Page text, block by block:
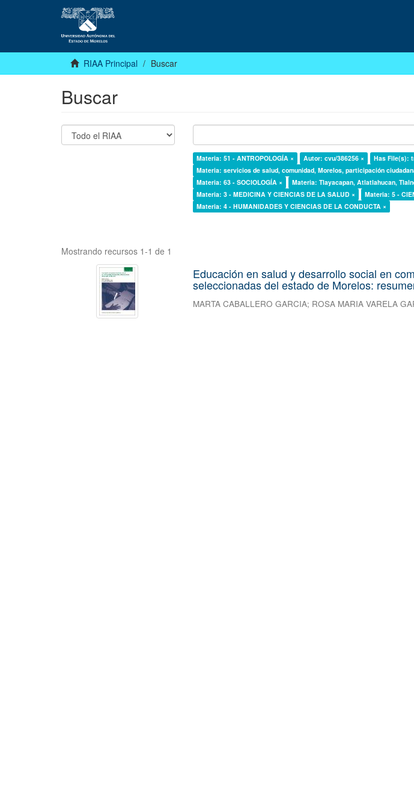
RIAA Principal Buscar
Buscar
Materia: 51 - ANTROPOLOGÍA × Autor: cvu/386256 ×
Has File(s):
Materia: servicios de salud, comunidad, Morelos, participación
Materia: 63 - SOCIOLOGÍA ×
Materia: Tlayacapan, Atlatlahucan,
Materia: 3 - MEDICINA Y CIENCIAS DE LA SALUD ×
Materia: 5 -
Materia: 4 - HUMANIDADES Y CIENCIAS DE LA CONDUCTA ×
Mostrando recursos 1-1 de 1
Educación en salud y desarrollo social en
seleccionadas del estado de Morelos:
MARTA CABALLERO GARCIA; ROSA MARIA VARELA